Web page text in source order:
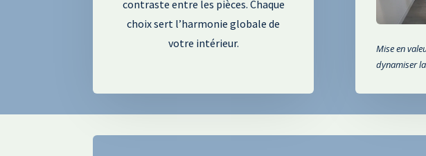
contraste entre les pièces. Chaque
choix sert l’harmonie globale de
votre intérieur.
Mise en
dynamiser